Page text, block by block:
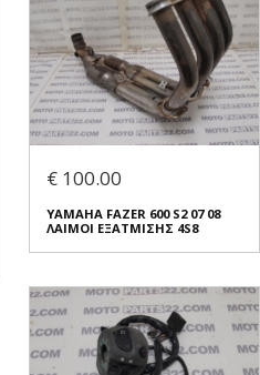
€ 100.00
YAMAHA FAZER 600 S2 07 08
ΛΑΙΜΟΙ ΕΞΑΤΜΙΣΗΣ 4S8